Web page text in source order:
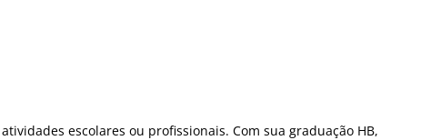
escolares ou profissionais. Com sua graduação HB,